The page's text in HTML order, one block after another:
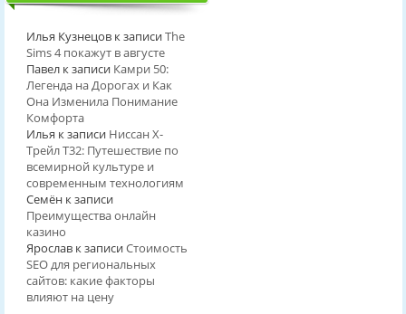
Илья Кузнецовк записиThe
Sims 4 покажут в августе
Павелк записи Камри 50:
Легенда на Дорогах и Как
Она Изменила Понимание
Комфорта
Илья к записи Ниссан Х-
Трейл T32: Путешествие по
всемирной культуре и
современным технологиям
Семёнк записи
Преимущества онлайн
казино
Ярославк записиСтоимость
SEO для региональных
сайтов: какие факторы
влияют на цену